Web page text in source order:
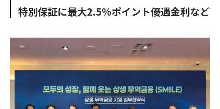
k
特別保証に最大2.5%ポイント優遇金利など